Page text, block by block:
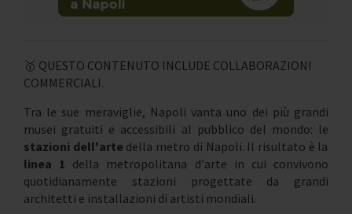
🥇 QUESTO CONTENUTO INCLUDE COLLABORAZIONI
COMMERCIALI.
Tra le sue meraviglie, Napoli vanta uno dei più grandi
musei gratuiti e accessibili al pubblico del mondo: le
stazioni dell'arte della metro di Napoli. Il risultato è la
linea 1 della metropolitana d'arte in cui convivono
quotidianamente stazioni progettate da grandi
architetti e installazioni di artisti mondiali.